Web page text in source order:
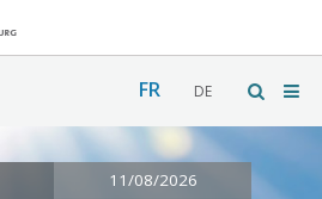
FR DE
11/08/2026